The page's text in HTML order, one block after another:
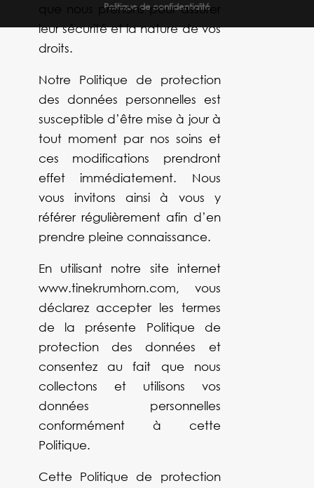
que nous prenons pour assurer
leur sécurité et la nature de vos
droits.
Notre Politique de protection
des données personnelles est
susceptible d’être mise à jour à
tout moment par nos soins et
ces modifications prendront
effet immédiatement. Nous
vous invitons ainsi à vous y
référer régulièrement afin d’en
prendre pleine connaissance.
En utilisant notre site internet
www.tinekrumhorn.com, vous
déclarez accepter les termes
de la présente Politique de
protection des données et
consentez au fait que nous
collectons et utilisons vos
données personnelles
conformément à cette
Politique.
Cette Politique de protection
Politique de confidentialité